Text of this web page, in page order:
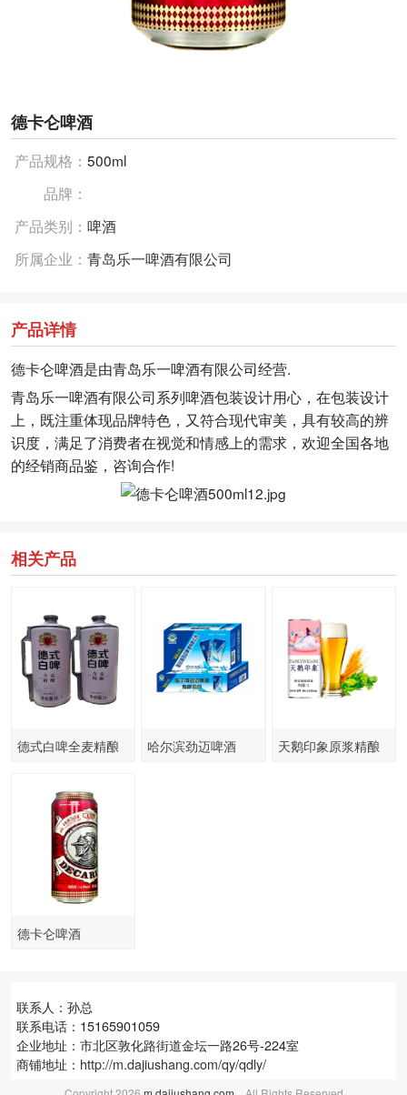
德卡仑啤酒
产品规格： 500ml
品牌：
产品类别： 啤酒
所属企业： 青岛乐一啤酒有限公司
产品详情
德卡仑啤酒是由青岛乐一啤酒有限公司经营.
青岛乐一啤酒有限公司系列啤酒包装设计用心，在包装设计
上，既注重体现品牌特色，又符合现代审美，具有较高的辨
识度，满足了消费者在视觉和情感上的需求，欢迎全国各地
的经销商品鉴，咨询合作!
相关产品
德式白啤全麦精酿
哈尔滨劲迈啤酒
天鹅印象原浆精酿
德卡仑啤酒
联系人：孙总
联系电话：15165901059
企业地址：市北区敦化路街道金坛一路26号-224室
商铺地址： http://m.dajiushang.com/qy/qdly/